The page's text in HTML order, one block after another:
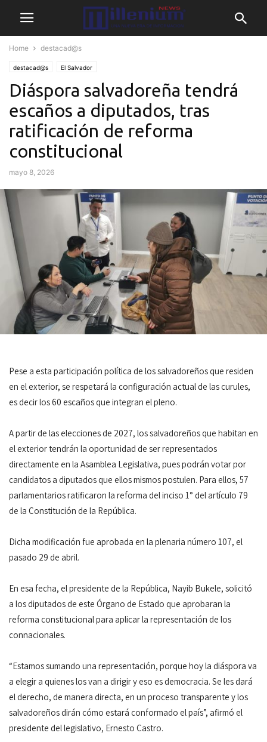
Home destacad@s
destacad@s El Salvador
Diáspora salvadoreña tendrá
escaños a diputados, tras
ratificación de reforma
constitucional
mayo 8, 2026
Pese a esta participación política de los salvadoreños que residen
en el exterior, se respetará la configuración actual de las curules,
es decir los 60 escaños que integran el pleno.
A partir de las elecciones de 2027, los salvadoreños que habitan en
el exterior tendrán la oportunidad de ser representados
directamente en la Asamblea Legislativa, pues podrán votar por
candidatos a diputados que ellos mismos postulen. Para ellos, 57
parlamentarios ratificaron la reforma del inciso 1° del artículo 79
de la Constitución de la República.
Dicha modificación fue aprobada en la plenaria número 107, el
pasado 29 de abril.
En esa fecha, el presidente de la República, Nayib Bukele, solicitó
a los diputados de este Órgano de Estado que aprobaran la
reforma constitucional para aplicar la representación de los
connacionales.
“Estamos sumando una representación, porque hoy la diáspora va
a elegir a quienes los van a dirigir y eso es democracia. Se les dará
el derecho, de manera directa, en un proceso transparente y los
salvadoreños dirán cómo estará conformado el país”, afirmó el
presidente del legislativo, Ernesto Castro.